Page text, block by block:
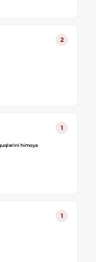
2
1
himoya
1